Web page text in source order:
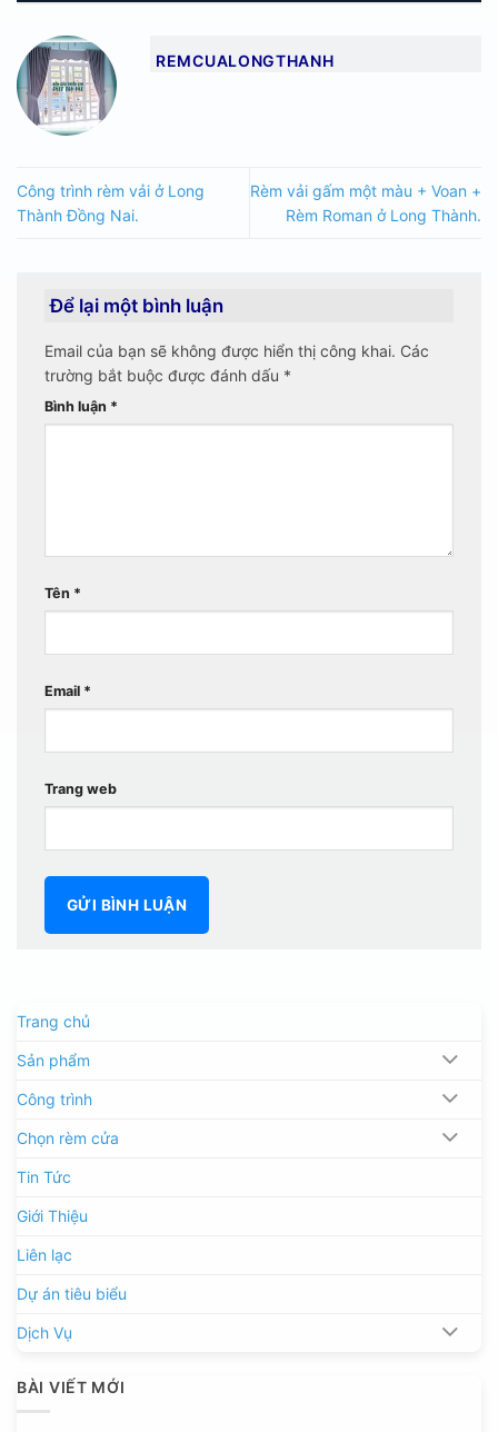
REMCUALONGTHANH
Công trình rèm vải ở Long
Thành Đồng Nai.
Rèm vải gấm một màu + Voan +
Rèm Roman ở Long Thành.
Để lại một bình luận
Email của bạn sẽ không được hiển thị công khai. Các
trường bắt buộc được đánh dấu *
Bình luận *
Tên *
Email *
Trang web
Trang chủ
Sản phẩm
Công trình
Chọn rèm cửa
Tin Tức
Giới Thiệu
Liên lạc
Dự án tiêu biểu
Dịch Vụ
BÀI VIẾT MỚI